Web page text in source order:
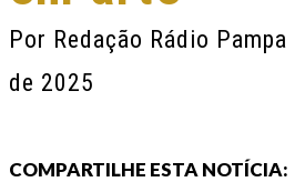
Por Redação Rádio Pampa
de 2025
COMPARTILHE ESTA NOTÍCIA: